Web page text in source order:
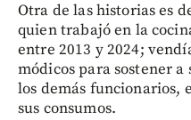
Otra de las historias es
quien trabajó en la
entre 2013 y 2024;
módicos para sostener
los demás funcionarios,
sus consumos.